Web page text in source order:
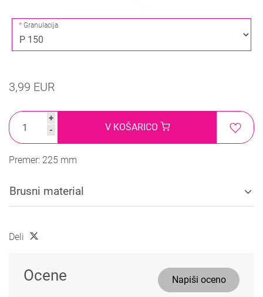
Granulacija
3,99 EUR
+
-
V KOŠARICO
Premer: 225 mm
Brusni material
Deli
Ocene Napiši oceno